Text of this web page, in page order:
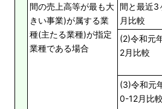
間の売上高等が最も大
きい事業)が属する業
種(主たる業種)が指定
業種である場合
間と最近3
月比較
(2)令和元
2月比較
(3)令和元
0-12月比較